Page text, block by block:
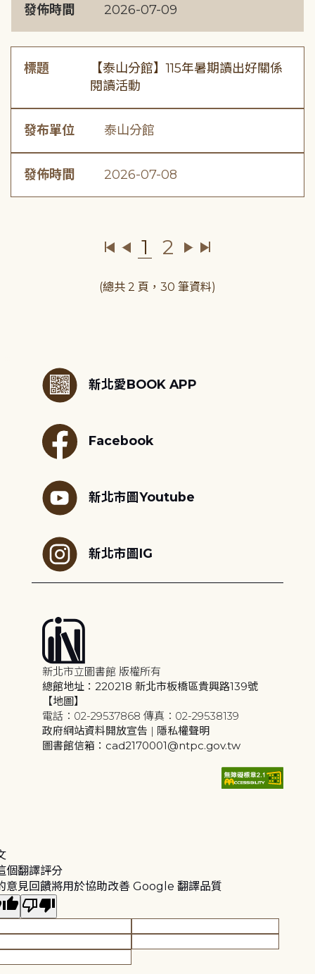
發佈時間 2026-07-09
標題
【泰山分館】115年暑期讀出好關係
閱讀活動
發布單位 泰山分館
發佈時間 2026-07-08
1 2
(總共 2 頁，30 筆資料)
新北愛BOOK APP
Facebook
新北市圖Youtube
新北市圖IG
新北市立圖書館 版權所有
總館地址：220218 新北市板橋區貴興路139號
【地圖】
電話：02-29537868 傳真：02-29538139
政府網站資料開放宣告 | 隱私權聲明
圖書館信箱：cad2170001@ntpc.gov.tw
個翻譯評分
意見回饋將用於協助改善 Google 翻譯品質